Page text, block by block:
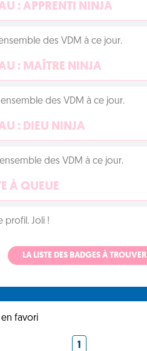
: APPRENTI NINJA
des VDM à ce jour.
: MAÎTRE NINJA
des VDM à ce jour.
: DIEU NINJA
des VDM à ce jour.
À QUEUE
profil. Joli !
LA LISTE DES BADGES À TROUVER
favori
1